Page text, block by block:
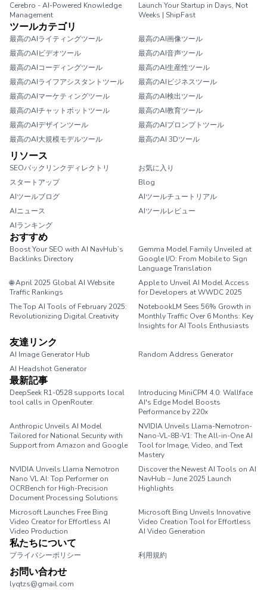
Cerebro - AI-Powered Knowledge
Management
Launch Your Startup in Days, Not
Weeks | ShipFast
ツールカテゴリ
最高のAIライティングツール
最高のAI画像ツール
最高のAIビデオツール
最高のAI音声ツール
最高のAIコーディングツール
最高のAI生産性ツール
最高のAIライフアシスタントツール
最高のAIビジネスツール
最高のAIマーケティングツール
最高のAI検出ツール
最高のAIチャットボットツール
最高のAI教育ツール
最高のAIデザインツール
最高のAIプロンプトツール
最高のAI大規模モデルツール
最高のAI 3Dツール
リソース
SEOバックリンクディレクトリ
お気に入り
スタートアップ
Blog
AIツールブログ
AIツールチュートリアル
AIニュース
AIツールレビュー
AIランキング
おすすめ
Boost Your SEO with AI NavHub’s
Backlinks Directory
Gemma Model Family Unveiled at
Google I/O: From Mobile to Sign
Language Translation
🌐 April 2025 Global AI Website
Traffic Rankings
Apple to Unveil AI Model Access
for Developers at WWDC 2025
The Top AI Tools of February 2025:
Revolutionizing Digital Creativity
NotebookLM Sees 56% Growth in
Monthly Traffic Over 6 Months: Key
Insights for AI Tools Enthusiasts
友達リンク
AI Image Generator Hub
Random Address Generator
AI Headshot Generator
最新記事
DeepSeek R1-0528 supports local
tool calls in OpenRouter.
Introducing MiniCPM 4.0: Wallface
AI's Edge Model Boosts
Performance by 220x
Anthropic Unveils AI Model
Tailored for National Security with
Support from Amazon and Google
NVIDIA Unveils Llama-Nemotron-
Nano-VL-8B-V1: The All-in-One AI
Tool for Image, Video, and Text
Mastery
NVIDIA Unveils Llama Nemotron
Nano VL AI: Top Performer on
OCRBench for High-Precision
Document Processing Solutions
Discover the Newest AI Tools on AI
NavHub – June 2025 Launch
Highlights
Microsoft Launches Free Bing
Video Creator for Effortless AI
Video Production
Microsoft Bing Unveils Innovative
Video Creation Tool for Effortless
AI Video Generation
私たちについて
プライバシーポリシー 利用規約
お問い合わせ
lyqtzs@gmail.com